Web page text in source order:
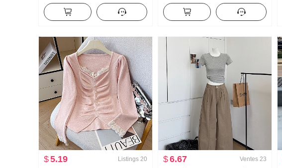
Nouveau an659 Super hao Regardez
Conch Couleur Micro Transparent Col
roulé Base T-shirt
Conception Sens Niche Rayures
Cintré Manches longues Chemise
pour femmes
$5.19 Listings 20
$6.67 Ventes 23